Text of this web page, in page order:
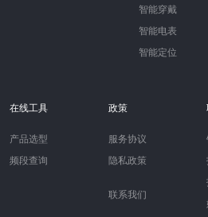
智能穿戴
智能电表
智能定位
在线工具
产品选型
频段查询
政策
服务协议
隐私政策
联系我们